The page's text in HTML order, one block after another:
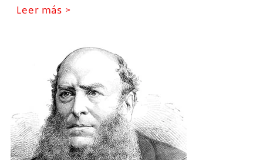
Leer más >